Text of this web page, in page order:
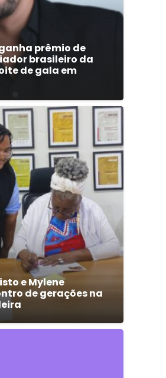
prêmio de
brasileiro da
de gala em
e Mylene
de gerações na